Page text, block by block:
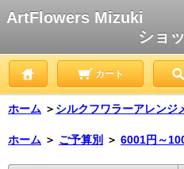
ArtFlowers Mizuki （
ショ
カート
ホーム ＞ シルクフワラーアレンジ
ホーム ＞ ご予算別 ＞ 6001円～